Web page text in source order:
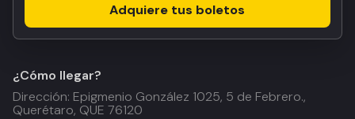
Adquiere tus boletos
¿Cómo llegar?
Dirección: Epigmenio González 1025, 5 de Febrero.,
Querétaro, QUE 76120